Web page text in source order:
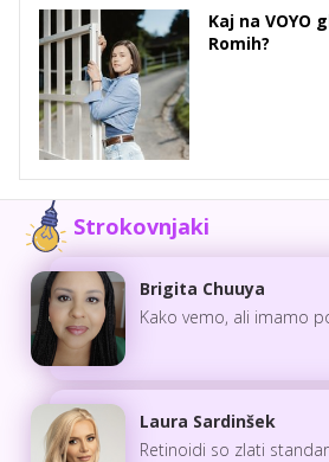
Kaj na VOYO
Romih?
Strokovnjaki
Brigita Chuuya
Kako vemo, ali imamo
Laura Sardinšek
Retinoidi so zlati